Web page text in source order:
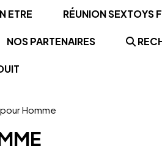
ETRE RÉUNION SEXTOYS
NOS PARTENAIRES
Homme